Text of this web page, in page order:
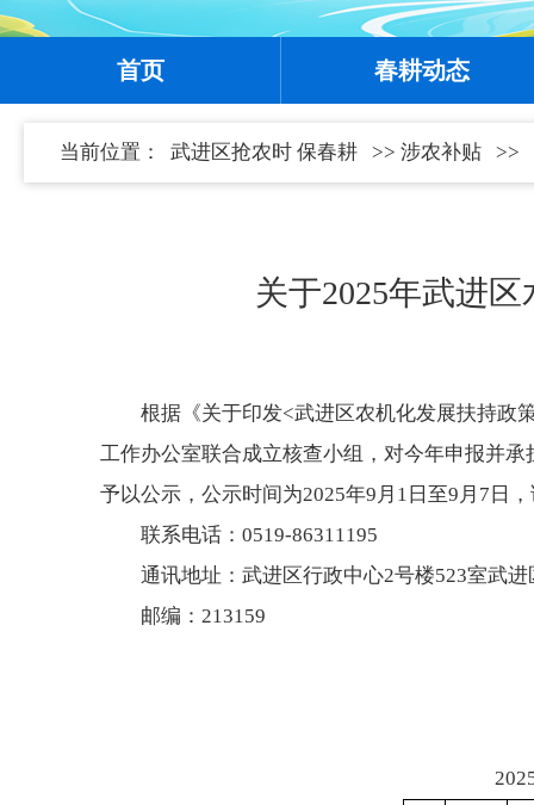
首页 春耕动态
当前位置： 武进区抢农时 保春耕 >> 涉农补贴 >>
关于2025年武进
根据《关于印发<武进区农机化发展扶持政
工作办公室联合成立核查小组，对今年申报并
予以公示，公示时间为2025年9月1日至9月7日
联系电话：0519-86311195
通讯地址：武进区行政中心2号楼523室武
邮编：213159